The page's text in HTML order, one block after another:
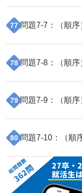
77 問題7-7 ：（順序
78 問題7-8 ：（順序
79 問題7-9 ：（順序
80 問題7-10 ：（順